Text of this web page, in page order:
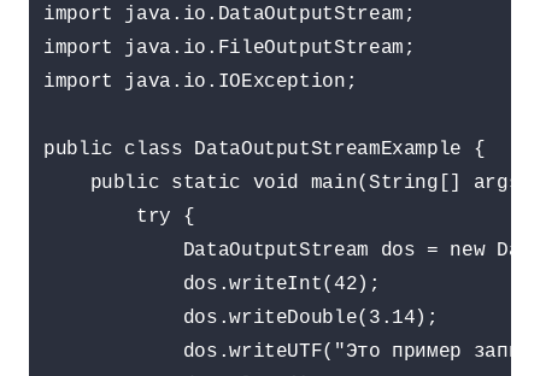
import java.io.DataOutputStream;
import java.io.FileOutputStream;
import java.io.IOException;
public class DataOutputStreamExample {
public static void main(String[] args)
        try {
DataOutputStream dos = new
            dos.writeInt(42);
            dos.writeDouble(3.14);
dos.writeUTF("Это пример